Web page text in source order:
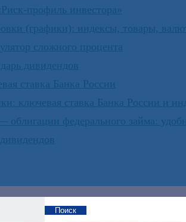
профиль инвестора»
(графики): индексы, товары,
сложного процента
дивидендов
ставка Банка России
ключевая ставка Банка России и
федерального займа:
Поиск